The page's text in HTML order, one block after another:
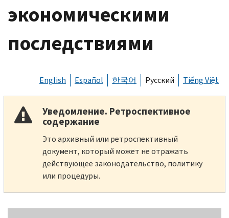
экономическими
последствиями
English Español 한국어 Русский Tiếng Việt
Уведомление. Ретроспективное
содержание
Это архивный или ретроспективный
документ, который может не отражать
действующее законодательство, политику
или процедуры.